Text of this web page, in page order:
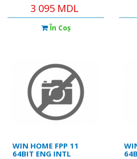
3 095 MDL
În Coş
WIN HOME FPP 11
64BIT ENG INTL